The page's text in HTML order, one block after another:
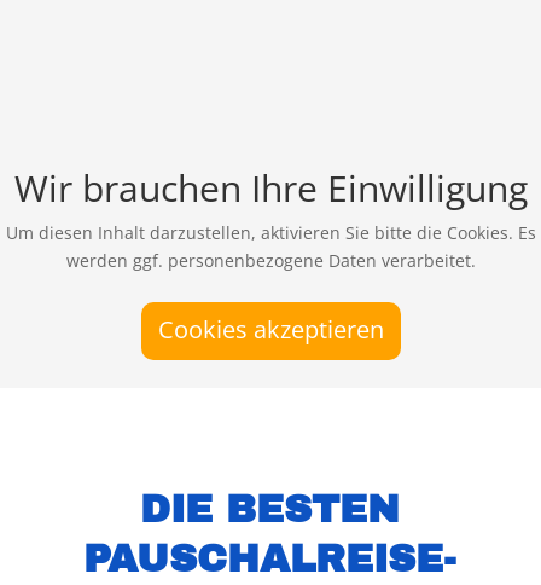
Wir brauchen Ihre Einwilligung
Um diesen Inhalt darzustellen, aktivieren Sie bitte die Cookies. Es
werden ggf. personenbezogene Daten verarbeitet.
Cookies akzeptieren
DIE BESTEN
PAUSCHALREISE-